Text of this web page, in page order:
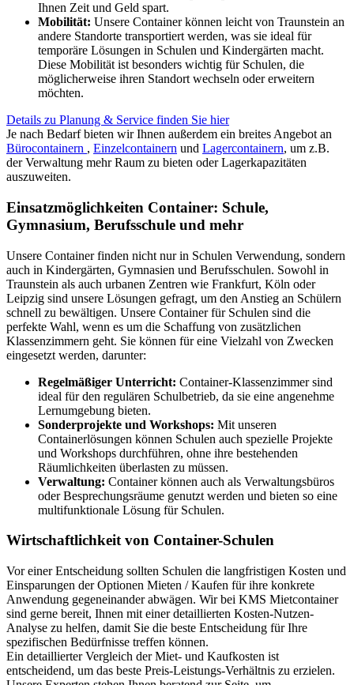
Ihnen Zeit und Geld spart.
Mobilität: Unsere Container können leicht von Traunstein an
andere Standorte transportiert werden, was sie ideal für
temporäre Lösungen in Schulen und Kindergärten macht.
Diese Mobilität ist besonders wichtig für Schulen, die
möglicherweise ihren Standort wechseln oder erweitern
möchten.
Details zu Planung & Service finden Sie hier
Je nach Bedarf bieten wir Ihnen außerdem ein breites Angebot an
Bürocontainern , Einzelcontainern und Lagercontainern, um z.B.
der Verwaltung mehr Raum zu bieten oder Lagerkapazitäten
auszuweiten.
Einsatzmöglichkeiten Container: Schule,
Gymnasium, Berufsschule und mehr
Unsere Container finden nicht nur in Schulen Verwendung, sondern
auch in Kindergärten, Gymnasien und Berufsschulen. Sowohl in
Traunstein als auch urbanen Zentren wie Frankfurt, Köln oder
Leipzig sind unsere Lösungen gefragt, um den Anstieg an Schülern
schnell zu bewältigen. Unsere Container für Schulen sind die
perfekte Wahl, wenn es um die Schaffung von zusätzlichen
Klassenzimmern geht. Sie können für eine Vielzahl von Zwecken
eingesetzt werden, darunter:
Regelmäßiger Unterricht: Container-Klassenzimmer sind
ideal für den regulären Schulbetrieb, da sie eine angenehme
Lernumgebung bieten.
Sonderprojekte und Workshops: Mit unseren
Containerlösungen können Schulen auch spezielle Projekte
und Workshops durchführen, ohne ihre bestehenden
Räumlichkeiten überlasten zu müssen.
Verwaltung: Container können auch als Verwaltungsbüros
oder Besprechungsräume genutzt werden und bieten so eine
multifunktionale Lösung für Schulen.
Wirtschaftlichkeit von Container-Schulen
Vor einer Entscheidung sollten Schulen die langfristigen Kosten und
Einsparungen der Optionen Mieten / Kaufen für ihre konkrete
Anwendung gegeneinander abwägen. Wir bei KMS Mietcontainer
sind gerne bereit, Ihnen mit einer detaillierten Kosten-Nutzen-
Analyse zu helfen, damit Sie die beste Entscheidung für Ihre
spezifischen Bedürfnisse treffen können.
Ein detaillierter Vergleich der Miet- und Kaufkosten ist
entscheidend, um das beste Preis-Leistungs-Verhältnis zu erzielen.